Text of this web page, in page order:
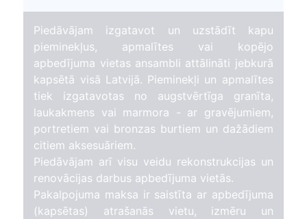
Piedāvājam izgatavot un uzstādīt kapu
pieminekļus, apmalītes vai kopējo
apbedījuma vietas ansambli attālināti jebkurā
kapsētā visā Latvijā. Pieminekļi un apmalītes
tiek izgatavotas no augstvērtīga granīta,
laukakmens vai marmora - ar gravējumiem,
portretiem vai bronzas burtiem un dažādiem
citiem aksesuāriem.
Piedāvājam arī visu veidu rekonstrukcijas un
renovācijas darbus apbedījuma vietās.
Pakalpojuma maksa ir saistīta ar apbedījuma
(kapsētas) atrašanās vietu, izmēru un